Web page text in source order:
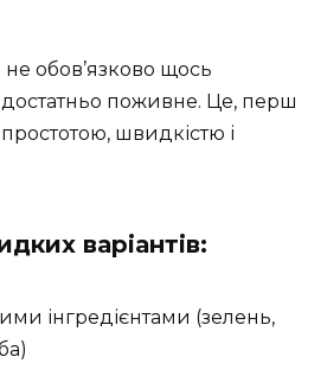
обов’язково щось
поживне. Це, перш
швидкістю і
варіантів:
інгредієнтами (зелень,